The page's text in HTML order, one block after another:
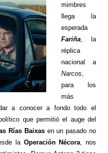
mimbres
llega la
esperada
Fariña, la
réplica
nacional a
Narcos
para los
más
a conocer a fondo todo el
que permitió el auge del
Rías Baixasen un pasado no
la Operación Nécora , nos